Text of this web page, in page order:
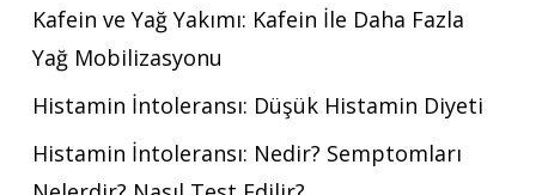
Kafein ve Yağ Yakımı: Kafein İle Daha Fazla
Yağ Mobilizasyonu
Histamin İntoleransı: Düşük Histamin Diyeti
Histamin İntoleransı: Nedir? Semptomları